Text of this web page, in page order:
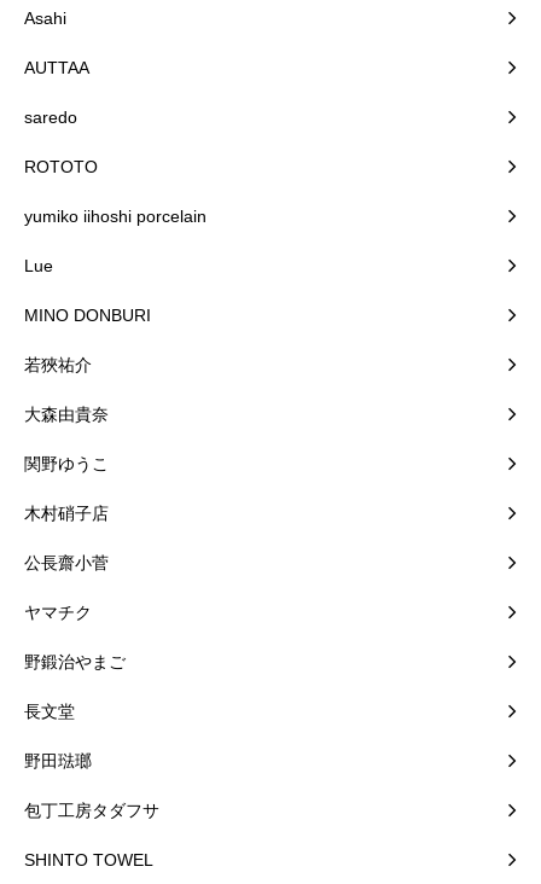
Asahi
AUTTAA
saredo
ROTOTO
yumiko iihoshi porcelain
Lue
MINO DONBURI
若狹祐介
大森由貴奈
関野ゆうこ
木村硝子店
公長齋小菅
ヤマチク
野鍛治やまご
長文堂
野田琺瑯
包丁工房タダフサ
SHINTO TOWEL